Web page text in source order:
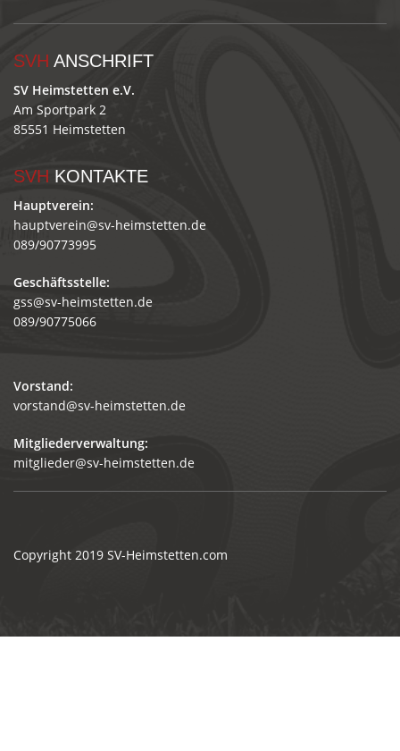
SVH ANSCHRIFT
SV Heimstetten e.V.
Am Sportpark 2
85551 Heimstetten
SVH KONTAKTE
Hauptverein:
hauptverein@sv-heimstetten.de
089/90773995
Geschäftsstelle:
gss@sv-heimstetten.de
089/90775066
Vorstand:
vorstand@sv-heimstetten.de
Mitgliederverwaltung:
mitglieder@sv-heimstetten.de
Copyright 2019 SV-Heimstetten.com